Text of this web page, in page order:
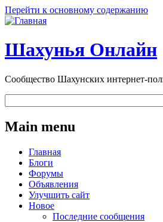
Перейти к основному содержанию
Шахунья Онлайн
Сообщество Шахунских интернет-
Main menu
Главная
Блоги
Форумы
Объявления
Улучшить сайт
Новое
Последние сообщения